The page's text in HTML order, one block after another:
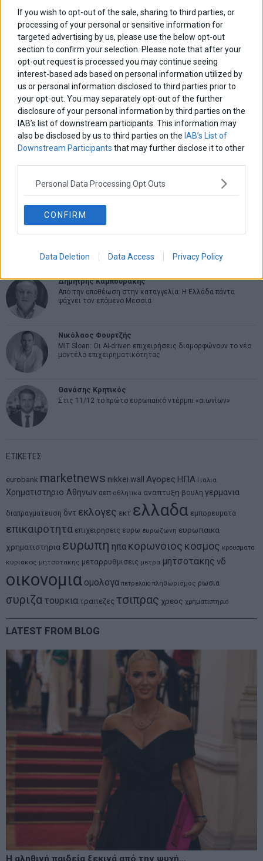
If you wish to opt-out of the sale, sharing to third parties, or
processing of your personal or sensitive information for
targeted advertising by us, please use the below opt-out
section to confirm your selection. Please note that after your
opt-out request is processed you may continue seeing
interest-based ads based on personal information utilized by
us or personal information disclosed to third parties prior to
your opt-out. You may separately opt-out of the further
disclosure of your personal information by third parties on the
IAB’s list of downstream participants. This information may
also be disclosed by us to third parties on the IAB’s List of
Downstream Participants that may further disclose it to other
Personal Data Processing Opt Outs
CONFIRM
Data Deletion Data Access Privacy Policy
Πλοήγηση
άρθρων
ΠΡΟΗΓΟΥΜΕΝΟ ΑΡΘΡΟ
Previous
post:
Γ. Σγουρός: «Το ΠΑΣΟΚ
πρέπει να είναι στις δύο
πρώτες θέσεις»
ΕΠΟΜΕΝΟ ΑΡΘΡΟ
Suzuki Vitara – 1.4 Allgrip
ΑΡΘΡΟΓΡΑΦΟΙ
Ελευθερία Κούρταλη
Οι «τιμωροί» των ομολόγων επέστρεψαν
Η αληθινή παιδεία ξεκινά από την ψυχή…
Σταματίνα Σταματάκου
Δημήτρης Καμπουράκης
Από την αποθέωση στην καταγγελία: Η Ελλάδα πάντα
ψάχνει τον επόμενο Μεσσία
Νικόλαος Φουρτζής
MIT Sloan: Οι AI-driven επιχειρήσεις διαμορφώνουν το νέο
μοντέλο επιχειρηματικότητας
Θανάσης Κρητικός
Στις 11/12 το πρώτο ευρωπαϊκό ντέρμπι «αιωνίων»
ΕΤΙΚΕΤΕΣ
eurobank marketnews nikkei wall Αγορες ΗΠΑ Ιταλια
Χρηματιστηριο Αθηνων αεπ αθλητικα αναπτυξη βουλη γερμανια
διαπραγματευση δντ εκλογες εκτ ελλαδα εμπορευματα
επικαιροτητα επιχειρησεις ευρω ευρωζωνη ευρωπαικα
χρηματιστηρια ευρωπη ηπα κορωνοιος κοσμος κρουσματα
κυριακος μητσοτακης μεταρρυθμισεις μετρα μητσοτακης νδ
οικονομια ομολογα πετρελαιο πληθωρισμος ρωσια
συριζα τουρκια τραπεζες τσιπρας χρεος χρηματιστηριο
LATEST FROM BLOG
Η αληθινή παιδεία ξεκινά από την ψυχή…